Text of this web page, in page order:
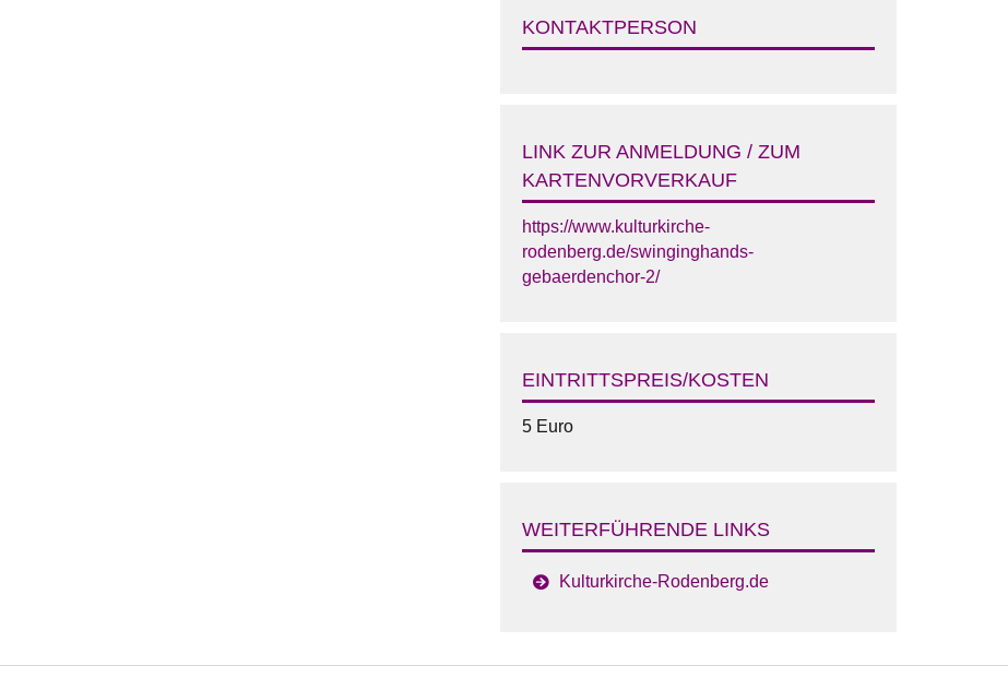
KONTAKTPERSON
LINK ZUR ANMELDUNG / ZUM
KARTENVORVERKAUF
https://www.kulturkirche-
rodenberg.de/swinginghands-
gebaerdenchor-2/
EINTRITTSPREIS/KOSTEN
5 Euro
WEITERFÜHRENDE LINKS
Kulturkirche-Rodenberg.de